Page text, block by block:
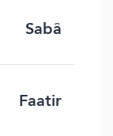
Sabâ
Faatir